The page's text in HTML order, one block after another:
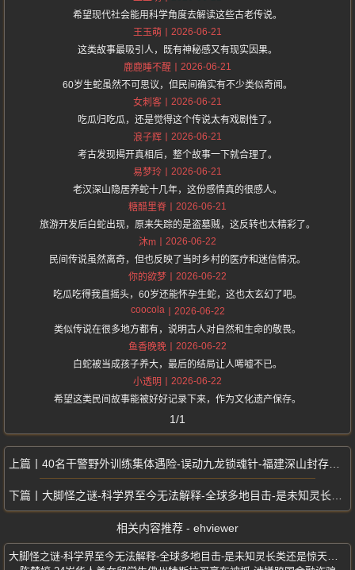
希望现代社会能用科学角度去解读这些古老传说。
王玉萌
2026-06-21
这类故事最吸引人，既有神秘感又有现实因果。
鹿鹿睡不醒
2026-06-21
60岁生蛇虽然不可思议，但民间确实有不少类似奇闻。
女刺客
2026-06-21
吃瓜归吃瓜，还是觉得这个传说太有戏剧性了。
浪子辉
2026-06-21
考古发现揭开真相后，整个故事一下就合理了。
易梦玲
2026-06-21
老汉深山隐居养蛇十几年，这份感情真的很感人。
糖醋里脊
2026-06-21
旅游开发后白蛇出现，原来失踪的是盗墓贼，这反转也太精彩了。
沐m
2026-06-22
民间传说虽然离奇，但也反映了当时乡村的医疗和迷信情况。
你的欲梦
2026-06-22
吃瓜吃得我直摇头，60岁还能怀孕生蛇，这也太玄幻了吧。
coocola
2026-06-22
类似传说在很多地方都有，说明古人对自然和生命的敬畏。
鱼香晚晚
2026-06-22
白蛇被当成孩子养大，最后的结局让人唏嘘不已。
小透明
2026-06-22
希望这类民间故事能被好好记录下来，作为文化遗产保存。
1/1
40名干警野外训练集体遇险-误动九龙锁魂针-福建深山封存诡案终于曝光
大脚怪之谜-科学界至今无法解释-全球多地目击-是未知灵长类还是惊天骗局
相关内容推荐 - ehviewer